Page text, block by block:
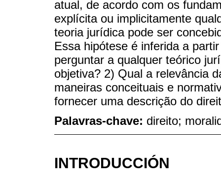
atual, de acordo com os
explícita ou implicitamente
teoria jurídica pode ser
Essa hipótese é inferida a
perguntar a qualquer teórico
objetiva? 2) Qual a relevância
maneiras conceituais e
fornecer uma descrição do
Palavras-chave: direito;
INTRODUCCIÓN